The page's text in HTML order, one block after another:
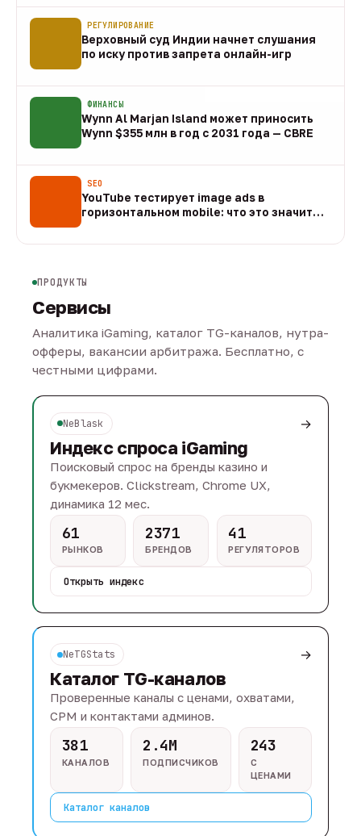
РЕГУЛИРОВАНИЕ
Верховный суд Индии начнет слушания
по иску против запрета онлайн-игр
ФИНАНСЫ
Wynn Al Marjan Island может приносить
Wynn $355 млн в год с 2031 года — CBRE
SEO
YouTube тестирует image ads в
горизонтальном mobile: что это значит
ПРОДУКТЫ
Сервисы
Аналитика iGaming, каталог TG-каналов, нутра-
офферы, вакансии арбитража. Бесплатно, с
честными цифрами.
NeBlask →
Индекс спроса iGaming
Поисковый спрос на бренды казино и
букмекеров. Clickstream, Chrome UX,
динамика 12 мес.
61
РЫНКОВ
2371
БРЕНДОВ
41
РЕГУЛЯТОРОВ
Открыть индекс
NeTGStats →
Каталог TG-каналов
Проверенные каналы с ценами, охватами,
CPM и контактами админов.
381
КАНАЛОВ
2.4M
ПОДПИСЧИКОВ
243
С
ЦЕНАМИ
Каталог каналов